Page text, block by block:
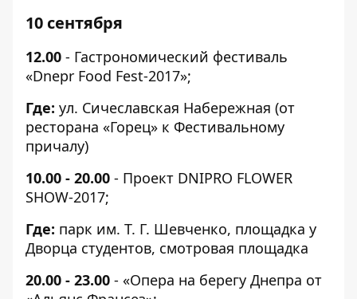
10 сентября
12.00 - Гастрономический фестиваль
«Dnepr Food Fest-2017»;
Где: ул. Сичеславская Набережная (от
ресторана «Горец» к Фестивальному
причалу)
10.00 - 20.00 - Проект DNIPRO FLOWER
SHOW-2017;
Где: парк им. Т. Г. Шевченко, площадка у
Дворца студентов, смотровая площадка
20.00 - 23.00 - «Опера на берегу Днепра от